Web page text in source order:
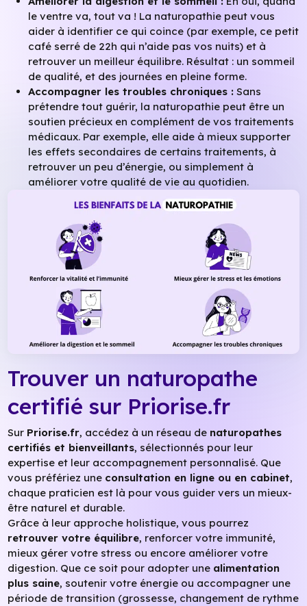
le ventre va, tout va ! La naturopathie peut vous
aider à identifier ce qui coince (par exemple, ce petit
café serré de 22h qui n’aide pas vos nuits) et à
retrouver un meilleur équilibre. Résultat : un sommeil
de qualité, et des journées en pleine forme.
Accompagner les troubles chroniques : Sans
prétendre tout guérir, la naturopathie peut être un
soutien précieux en complément de vos traitements
médicaux. Par exemple, elle aide à mieux supporter
les effets secondaires de certains traitements, à
retrouver un peu d’énergie, ou simplement à
améliorer votre qualité de vie au quotidien.
Trouver un naturopathe
certifié sur Priorise.fr
Sur Priorise.fr, accédez à un réseau de naturopathes
certifiés et bienveillants, sélectionnés pour leur
expertise et leur accompagnement personnalisé. Que
vous préfériez une consultation en ligne ou en cabinet,
chaque praticien est là pour vous guider vers un mieux-
être naturel et durable.
Grâce à leur approche holistique, vous pourrez
retrouver votre équilibre, renforcer votre immunité,
mieux gérer votre stress ou encore améliorer votre
digestion. Que ce soit pour adopter une alimentation
plus saine, soutenir votre énergie ou accompagner une
période de transition (grossesse, changement de rythme